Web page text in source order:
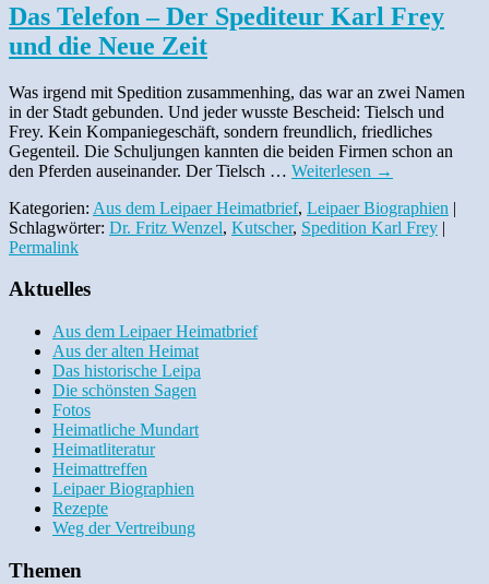
Das Telefon – Der Spediteur Karl Frey
und die Neue Zeit
Was irgend mit Spedition zusammenhing, das war an zwei Namen
in der Stadt gebunden. Und jeder wusste Bescheid: Tielsch und
Frey. Kein Kompaniegeschäft, sondern freundlich, friedliches
Gegenteil. Die Schuljungen kannten die beiden Firmen schon an
den Pferden auseinander. Der Tielsch … Weiterlesen →
Kategorien: Aus dem Leipaer Heimatbrief, Leipaer Biographien |
Schlagwörter: Dr. Fritz Wenzel, Kutscher, Spedition Karl Frey |
Permalink
Aktuelles
Aus dem Leipaer Heimatbrief
Aus der alten Heimat
Das historische Leipa
Die schönsten Sagen
Fotos
Heimatliche Mundart
Heimatliteratur
Heimattreffen
Leipaer Biographien
Rezepte
Weg der Vertreibung
Themen